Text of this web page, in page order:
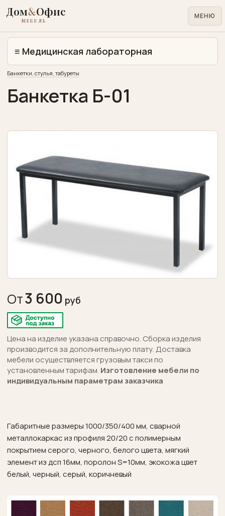
Дом&Офис
МЕБЕЛЬ
МЕНЮ
Для
дома
Для
офиса
Кровати
матрасы
Медицинская
лабораторная
Учебная
Конференц-
Торговая
выставочная
Бары
рестораны
Отзывы
Написать
Акции
Поставщики
Контакты
≡ Медицинская лабораторная
Банкетки, стулья, табуреты
Банкетка Б-01
От3 600
Цена на изделие указана справочно. Сборка изделия
производится за дополнительную плату. Доставка
мебели осуществляется грузовым такси по
установленным тарифам. Изготовление мебели по
индивидуальным параметрам заказчика
Габаритные размеры 1000/350/400 мм, сварной
металлокаркас из профиля 20/20 с полимерным
покрытием серого, черного, белого цвета, мягкий
элемент из дсп 16мм, поролон S=10мм, экокожа цвет
белый, черный, серый, коричневый